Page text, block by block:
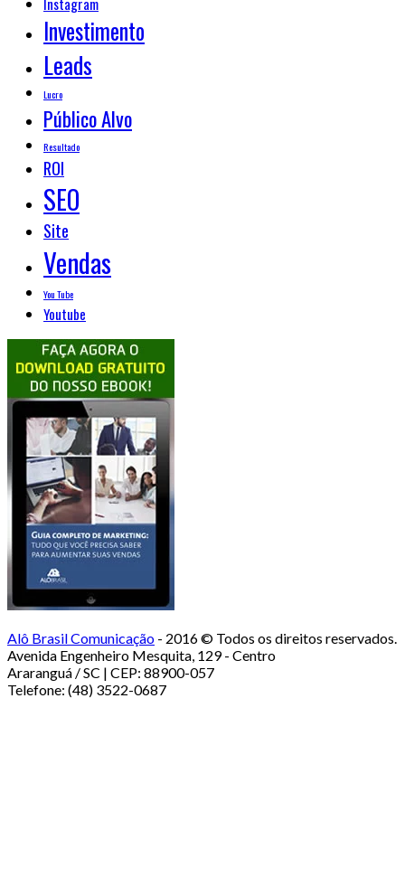
Investimento
Leads
Lucro
Público Alvo
Resultado
ROI
SEO
Site
Vendas
You Tube
Youtube
Alô Brasil Comunicação - 2016 © Todos os direitos reservados.
Avenida Engenheiro Mesquita, 129 - Centro
Araranguá / SC | CEP: 88900-057
Telefone: (48) 3522-0687